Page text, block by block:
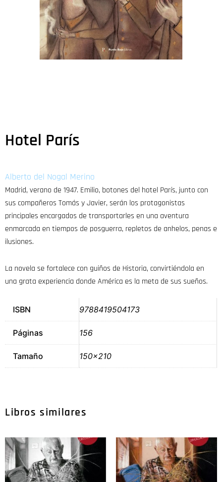
Hotel París
Alberto del Nogal Merino
Madrid, verano de 1947. Emilio, botones del hotel París, junto con
sus compañeros Tomás y Javier, serán los protagonistas
principales encargados de transportarles en una aventura
enmarcada en tiempos de posguerra, repletos de anhelos, penas e
ilusiones.
La novela se fortalece con guiños de Historia, convirtiéndola en
una grata experiencia donde América es la meta de sus sueños.
ISBN 9788419504173
Páginas 156
Tamaño 150×210
Libros similares